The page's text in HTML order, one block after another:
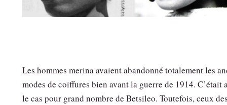
Les hommes merina avaient abandonné totalement les
modes de coiffures bien avant la guerre de 1914. C’était
le cas pour grand nombre de Betsileo. Toutefois, ceux